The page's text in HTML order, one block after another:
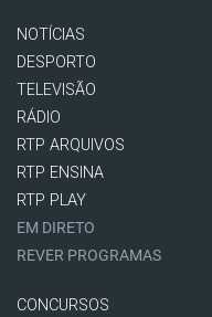
NOTÍCIAS
DESPORTO
TELEVISÃO
RÁDIO
RTP ARQUIVOS
RTP ENSINA
RTP PLAY
EM DIRETO
REVER PROGRAMAS
CONCURSOS